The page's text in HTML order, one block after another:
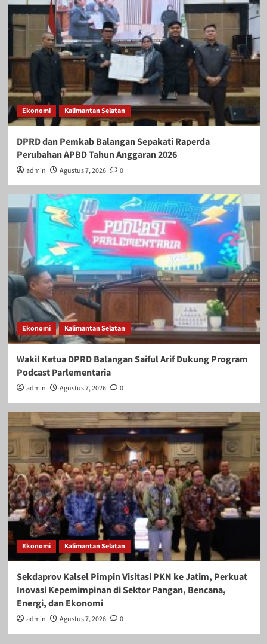
Ekonomi Kalimantan Selatan
DPRD dan Pemkab Balangan Sepakati Raperda
Perubahan APBD Tahun Anggaran 2026
admin Agustus 7, 2026 0
Ekonomi Kalimantan Selatan
Wakil Ketua DPRD Balangan Saiful Arif Dukung Program
Podcast Parlementaria
admin Agustus 7, 2026 0
Ekonomi Kalimantan Selatan
Sekdaprov Kalsel Pimpin Visitasi PKN ke Jatim, Perkuat
Inovasi Kepemimpinan di Sektor Pangan, Bencana,
Energi, dan Ekonomi
admin Agustus 7, 2026 0